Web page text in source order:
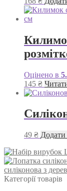
Оцінено в
145 ₴
49 ₴
силіконова з
Категорії товарів